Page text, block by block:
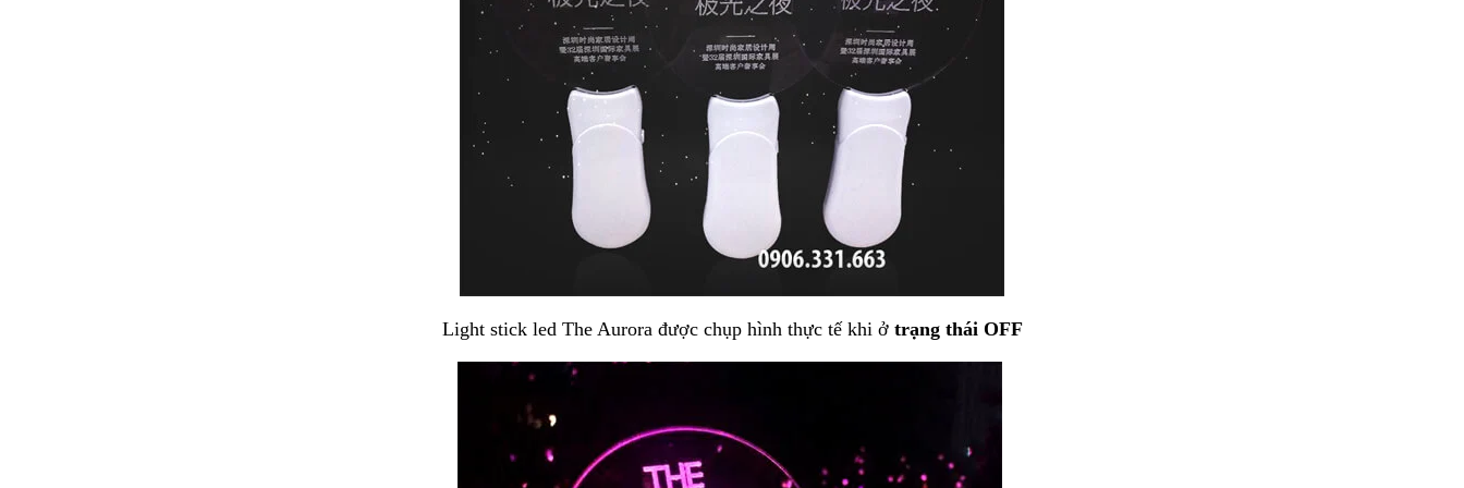
Light stick led The Aurora được chụp hình thực tế khi ở trạng thái OFF